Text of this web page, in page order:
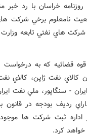
خراسان با رد خبر
در تاريخ 90.10.13 مبني بر وضعيت نامعلوم برخي
شرکت هاي نفتي تابعه
قضائيه که به درخواست
نفت ژاپن، کالاي نفت
- سنگاپور، ملي نفت
رديف بودجه در قانون
اداره ثبت شرکت ها
کرد.